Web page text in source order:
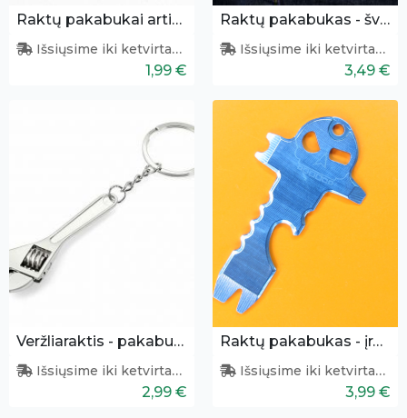
Raktų pakabukai artimui
Išsiųsime iki ketvirtadienio
1,99 €
Raktų pakabukas - šviesdežė
Išsiųsime iki ketvirtadienio
3,49 €
Veržliaraktis - pakabukas
Išsiųsime iki ketvirtadienio
2,99 €
Raktų pakabukas - įrankis
Išsiųsime iki ketvirtadienio
3,99 €